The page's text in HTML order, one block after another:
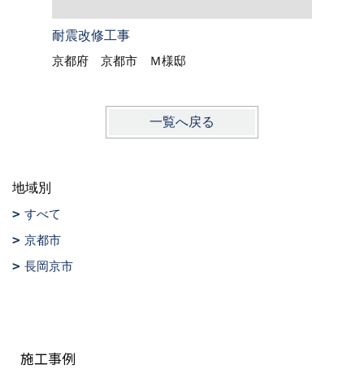
耐震改修工事
京都府 京都市 Ｍ様邸
一覧へ戻る
地域別
すべて
京都市
長岡京市
施工事例